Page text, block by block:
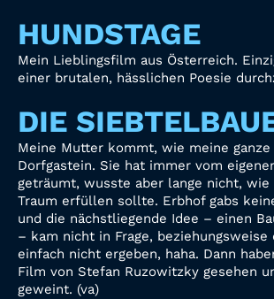
HUNDSTAGE
Mein Lieblingsfilm aus Österreich.
einer brutalen, hässlichen Poesie
DIE
Meine Mutter kommt, wie meine ganze
Dorfgastein. Sie hat immer vom
geträumt, wusste aber lange nicht, wie
Traum erfüllen sollte. Erbhof gabs
und die nächstliegende Idee – einen
– kam nicht in Frage, beziehungsweise
einfach nicht ergeben, haha. Dann
Film von Stefan Ruzowitzky gesehen
geweint. (va)